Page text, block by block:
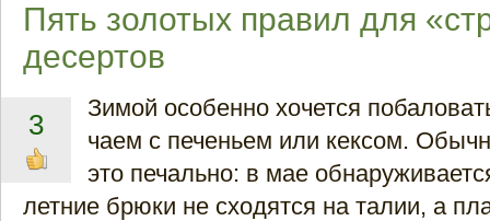
Пять золотых правил для
десертов
3
Зимой особенно хочется
чаем с печеньем или кексом.
это печально: в мае
летние брюки не сходятся на талии, а